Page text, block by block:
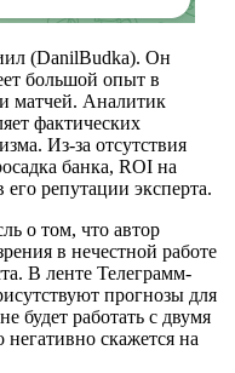
(DanilBudka). Он
большой опыт в
матчей. Аналитик
фактических
Из-за отсутствия
банка, ROI на
репутации эксперта.
о том, что автор
в нечестной работе
В ленте Телеграмм-
прогнозы для
будет работать с двумя
скажется на